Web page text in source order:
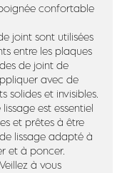
confortable
joint sont utilisées
entre les plaques
de joint de
avec de
solides et invisibles.
est essentiel
et prêtes à être
lissage adapté à
et à poncer.
à vous